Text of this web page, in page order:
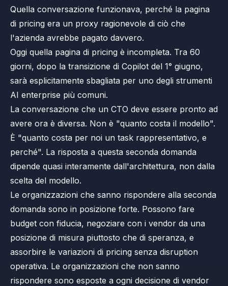
Quella conversazione funzionava, perché la pagina
di pricing era un proxy ragionevole di ciò che
l'azienda avrebbe pagato davvero.
Oggi quella pagina di pricing è incompleta. Tra 60
giorni, dopo la transizione di Copilot del 1° giugno,
sarà esplicitamente sbagliata per uno degli strumenti
AI enterprise più comuni.
La conversazione che un CTO deve essere pronto ad
avere ora è diversa. Non è "quanto costa il modello".
È "quanto costa per noi un task rappresentativo, e
perché". La risposta a questa seconda domanda
dipende quasi interamente dall'architettura, non dalla
scelta del modello.
Le organizzazioni che sanno rispondere alla seconda
domanda sono in posizione forte. Possono fare
budget con fiducia, negoziare con i vendor da una
posizione di misura piuttosto che di speranza, e
assorbire le variazioni di pricing senza disruption
operativa. Le organizzazioni che non sanno
rispondere sono esposte a ogni decisione di vendor